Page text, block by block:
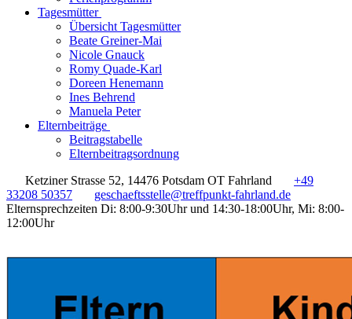
Tagesmütter
Übersicht Tagesmütter
Beate Greiner-Mai
Nicole Gnauck
Romy Quade-Karl
Doreen Henemann
Ines Behrend
Manuela Peter
Elternbeiträge
Beitragstabelle
Elternbeitragsordnung
Ketziner Strasse 52, 14476 Potsdam OT Fahrland
+49
33208 50357
geschaeftsstelle@treffpunkt-fahrland.de
Elternsprechzeiten Di: 8:00-9:30Uhr und 14:30-18:00Uhr, Mi: 8:00-
12:00Uhr